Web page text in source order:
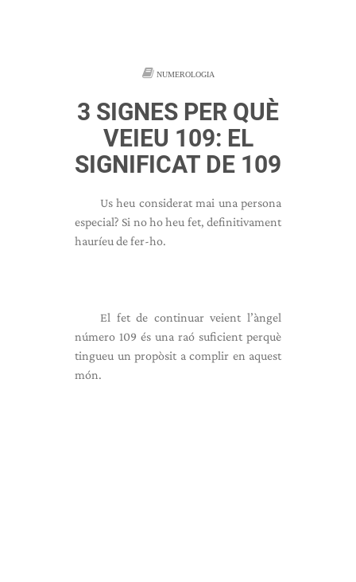
NUMEROLOGIA
3 SIGNES PER QUÈ
VEIEU 109: EL
SIGNIFICAT DE 109
Us heu considerat mai una persona
especial? Si no ho heu fet, definitivament
hauríeu de fer-ho.
El fet de continuar veient l’àngel
número 109 és una raó suficient perquè
tingueu un propòsit a complir en aquest
món.